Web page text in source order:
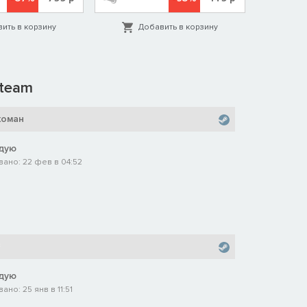
в корзину Добавить в корзину
22 фев в 04:52
25 янв в 11:51